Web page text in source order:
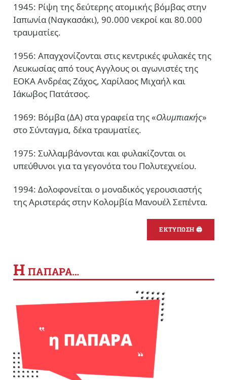
1945: Ρίψη της δεύτερης ατομικής βόμβας στην
Ιαπωνία (Ναγκασάκι), 90.000 νεκροί και 80.000
τραυματίες.
1956: Απαγχονίζονται στις κεντρικές φυλακές της
Λευκωσίας από τους Αγγλους οι αγωνιστές της
ΕΟΚΑ Ανδρέας Ζάχος, Χαρίλαος Μιχαήλ και
Ιάκωβος Πατάτσος.
1969: Βόμβα (ΔΑ) στα γραφεία της «Ολυμπιακής»
στο Σύνταγμα, δέκα τραυματίες.
1975: Συλλαμβάνονται και φυλακίζονται οι
υπεύθυνοι για τα γεγονότα του Πολυτεχνείου.
1994: Δολοφονείται ο μοναδικός γερουσιαστής
της Αριστεράς στην Κολομβία Μανουέλ Σεπέντα.
ΕΚΤΥΠΩΣΗ 🖨
Η ΠΑΠΑΡΑ…